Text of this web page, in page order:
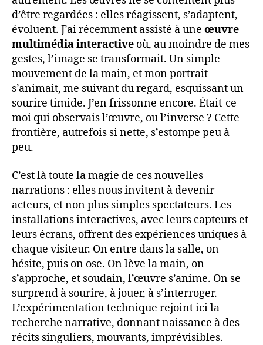
d’être regardées : elles réagissent, s’adaptent,
évoluent. J’ai récemment assisté à une œuvre
multimédia interactive où, au moindre de mes
gestes, l’image se transformait. Un simple
mouvement de la main, et mon portrait
s’animait, me suivant du regard, esquissant un
sourire timide. J’en frissonne encore. Était-ce
moi qui observais l’œuvre, ou l’inverse ? Cette
frontière, autrefois si nette, s’estompe peu à
peu.
C’est là toute la magie de ces nouvelles
narrations : elles nous invitent à devenir
acteurs, et non plus simples spectateurs. Les
installations interactives, avec leurs capteurs et
leurs écrans, offrent des expériences uniques à
chaque visiteur. On entre dans la salle, on
hésite, puis on ose. On lève la main, on
s’approche, et soudain, l’œuvre s’anime. On se
surprend à sourire, à jouer, à s’interroger.
L’expérimentation technique rejoint ici la
recherche narrative, donnant naissance à des
récits singuliers, mouvants, imprévisibles.